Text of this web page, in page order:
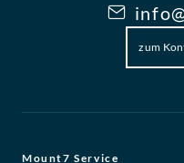
zum
Mount7 Service